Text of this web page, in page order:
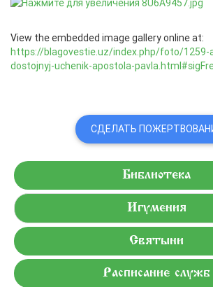
View the embedded image gallery online at:
https://blagovestie.uz/index.php/foto/
dostojnyj-uchenik-apostola-
СДЕЛАТЬ
Библиотека
Игумения
Святыни
Расписание служб